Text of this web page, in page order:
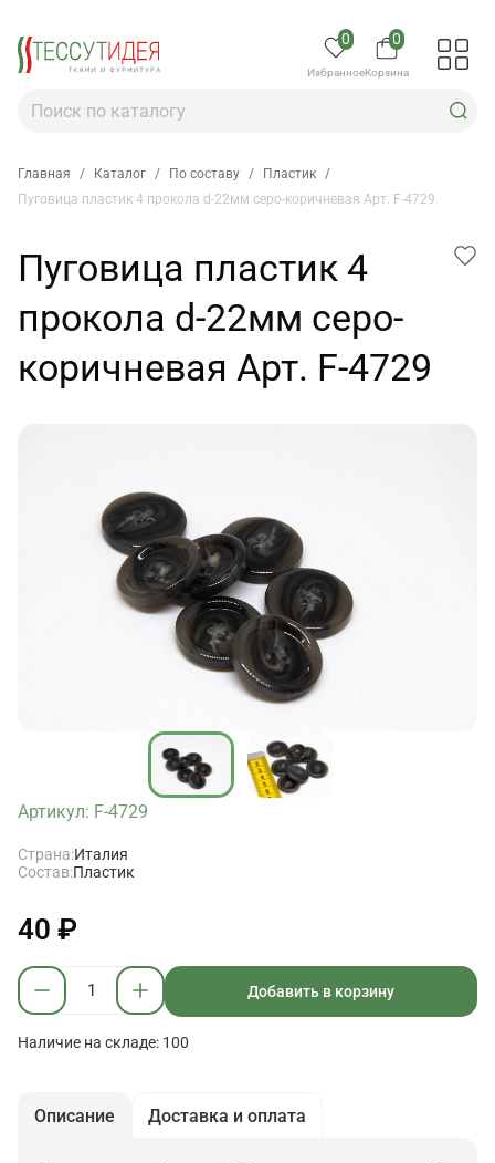
0
Избранное
0
Корзина
Главная / Каталог / По составу / Пластик /
Пуговица пластик 4 прокола d-22мм серо-коричневая Арт. F-4729
Пуговица пластик 4
прокола d-22мм серо-
коричневая Арт. F-4729
Артикул: F-4729
Страна:Италия
Состав:Пластик
40 ₽
Добавить в корзину
Наличие на складе: 100
Описание Доставка и оплата